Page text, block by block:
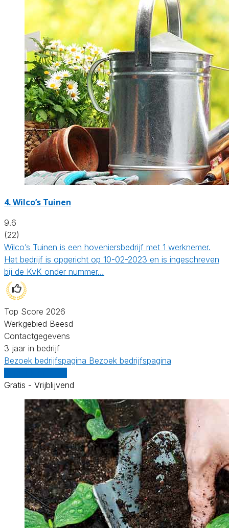
4.Wilco’s Tuinen
9.6
(22)
Wilco’s Tuinen is een hoveniersbedrijf met 1 werknemer.
Het bedrijf is opgericht op 10-02-2023 en is ingeschreven
bij de KvK onder nummer…
Top Score 2026
Werkgebied Beesd
Contactgegevens
3 jaar in bedrijf
Bezoek bedrijfspagina Bezoek bedrijfspagina
Gratis - Vrijblijvend